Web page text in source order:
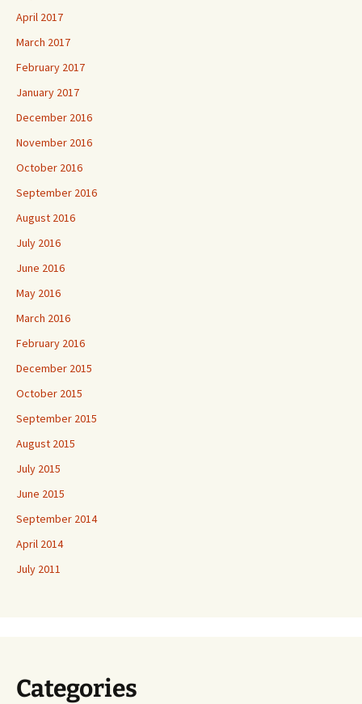
April 2017
March 2017
February 2017
January 2017
December 2016
November 2016
October 2016
September 2016
August 2016
July 2016
June 2016
May 2016
March 2016
February 2016
December 2015
October 2015
September 2015
August 2015
July 2015
June 2015
September 2014
April 2014
July 2011
Categories